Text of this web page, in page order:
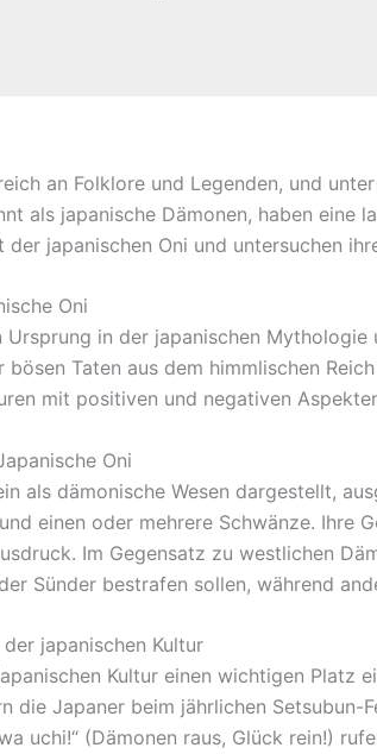
an Folklore und Legenden, und
als japanische Dämonen, haben
der japanischen Oni und untersuchen
Oni
Ursprung in der japanischen
bösen Taten aus dem himmlischen
mit positiven und negativen
Oni
als dämonische Wesen dargestellt,
einen oder mehrere Schwänze.
Im Gegensatz zu westlichen
Sünder bestrafen sollen, während
japanischen Kultur
Kultur einen wichtigen Platz
die Japaner beim jährlichen
uchi!“ (Dämonen raus, Glück rein!)